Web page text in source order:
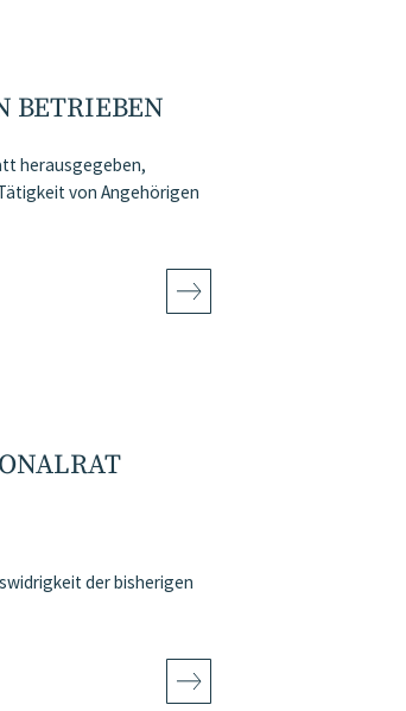
BETRIEBEN
herausgegeben,
von Angehörigen
der bisherigen